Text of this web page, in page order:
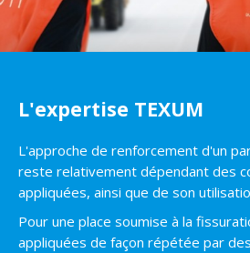
L'expertise TEXUM
L'approche de renforcement d'un
reste relativement dépendant des
appliquées, ainsi que de son
Pour une place soumise à la
appliquées de façon répétée par